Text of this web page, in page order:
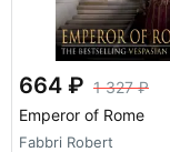
664
1 327
Emperor of Rome
Fabbri Robert